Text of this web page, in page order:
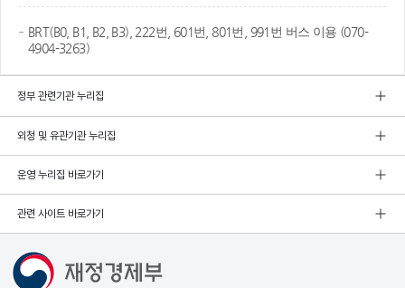
BRT(B0, B1, B2, B3), 222번, 601번, 801번, 991번 버스 이용 (070-
4904-3263)
정부 관련기관 누리집
외청 및 유관기관 누리집
운영 누리집 바로가기
관련 사이트 바로가기